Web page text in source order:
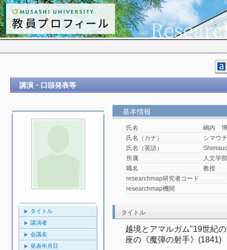
講演・口頭発表等
タイトル
講演者
会議名
発表年月日
基本情報
氏名
嶋内
氏名（カナ）
シマウ
氏名（英語）
所属
人文学
職名
教授
researchmap研究者コード
researchmap機関
タイトル
越境とアマルガム"19世紀
座の《魔弾の射手》(1841)